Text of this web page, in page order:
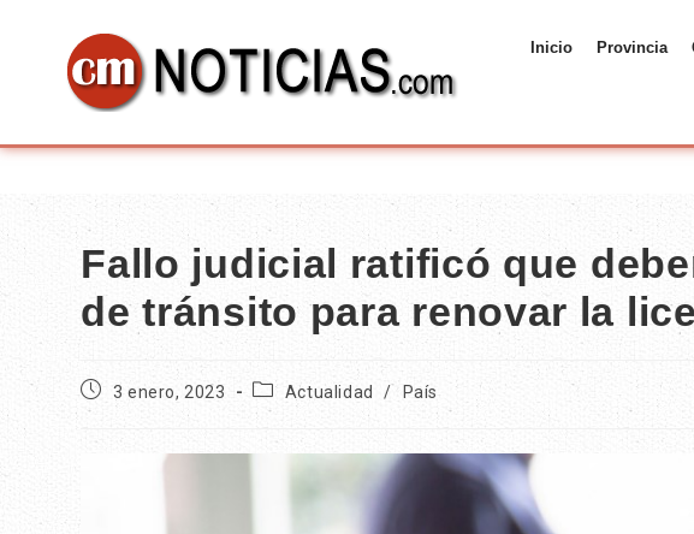
Inicio Provincia
Fallo judicial ratificó que
de tránsito para renovar la
3 enero, 2023 Actualidad / País